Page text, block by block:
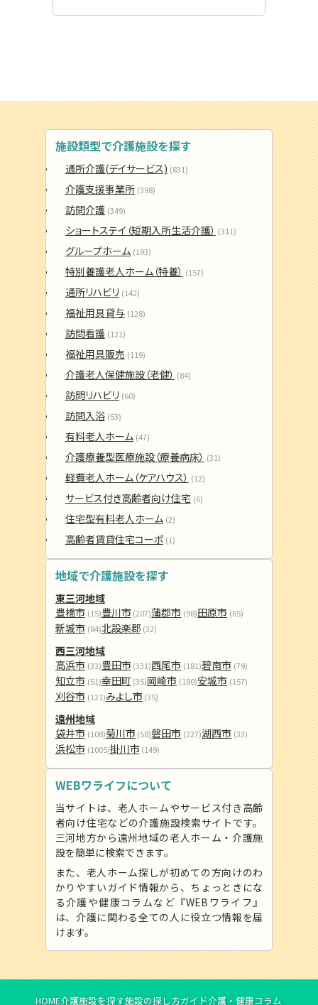
施設類型で介護施設を探す
通所介護(デイサービス) (831)
介護支援事業所 (398)
訪問介護 (349)
ショートステイ（短期入所生活介護） (311)
グループホーム (193)
特別養護老人ホーム（特養） (157)
通所リハビリ (142)
福祉用具貸与 (128)
訪問看護 (121)
福祉用具販売 (119)
介護老人保健施設（老健） (84)
訪問リハビリ (60)
訪問入浴 (53)
有料老人ホーム (47)
介護療養型医療施設（療養病床） (31)
軽費老人ホーム（ケアハウス） (12)
サービス付き高齢者向け住宅 (6)
住宅型有料老人ホーム (2)
高齢者賃貸住宅コーポ (1)
地域で介護施設を探す
東三河地域
豊橋市 (15)豊川市 (207)蒲郡市 (98)田原市 (65)
新城市 (84)北設楽郡 (32)
西三河地域
高浜市 (33)豊田市 (331)西尾市 (181)碧南市 (79)
知立市 (51)幸田町 (35)岡崎市 (180)安城市 (157)
刈谷市 (121)みよし市 (35)
遠州地域
袋井市 (108)菊川市 (58)磐田市 (227)湖西市 (33)
浜松市 (1005)掛川市 (149)
WEBワライフについて
当サイトは、老人ホームやサービス付き高齢
者向け住宅などの介護施設検索サイトです。
三河地方から遠州地域の老人ホーム・介護施
設を簡単に検索できます。
また、老人ホーム探しが初めての方向けのわ
かりやすいガイド情報から、ちょっときにな
る介護や健康コラムなど『WEBワライフ』
は、介護に関わる全ての人に役立つ情報を届
けます。
HOME介護施設を探す施設の探し方ガイド介護・健康コラム